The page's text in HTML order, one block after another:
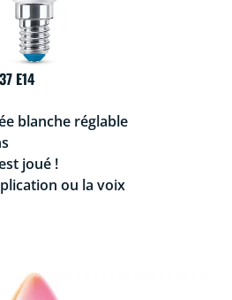
E14
blanche réglable
joué !
ou la voix